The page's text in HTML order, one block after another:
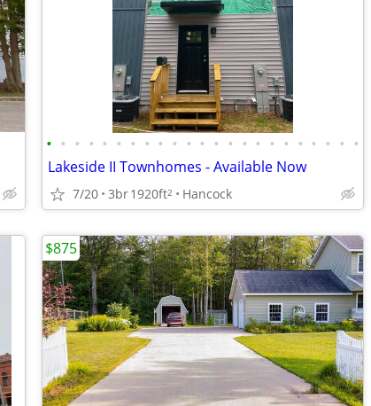
• • • • • • • • • • • • • • • • • • • • • • •
Lakeside II Townhomes - Available Now
7/20 3br1920ft2 Hancock
$875